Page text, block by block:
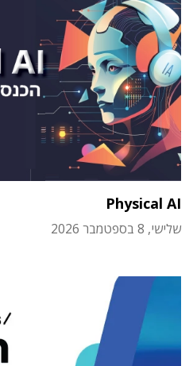
Physical AI
שלישי, 8 בספטמבר 2026